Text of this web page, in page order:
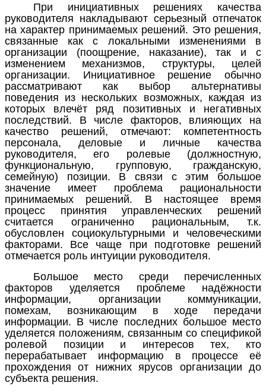
При инициативных решениях качества
руководителя накладывают серьезный отпечаток
на характер принимаемых решений. Это решения,
связанные как с локальными изменениями в
организации (поощрение, наказание), так и с
изменением механизмов, структуры, целей
организации. Инициативное решение обычно
рассматривают как выбор альтернативы
поведения из нескольких возможных, каждая из
которых влечёт ряд позитивных и негативных
последствий. В числе факторов, влияющих на
качество решений, отмечают: компетентность
персонала, деловые и личные качества
руководителя, его ролевые (должностную,
функциональную, групповую, гражданскую,
семейную) позиции. В связи с этим большое
значение имеет проблема рациональности
принимаемых решений. В настоящее время
процесс принятия управленческих решений
считается ограниченно рациональным, т.к.
обусловлен социокультурными и человеческими
факторами. Все чаще при подготовке решений
отмечается роль интуиции руководителя.
Большое место среди перечисленных
факторов уделяется проблеме надёжности
информации, организации коммуникации,
помехам, возникающим в ходе передачи
информации. В числе последних большое место
уделяется положениям, связанным со спецификой
ролевой позиции и интересов тех, кто
перерабатывает информацию в процессе её
прохождения от нижних ярусов организации до
субъекта решения.